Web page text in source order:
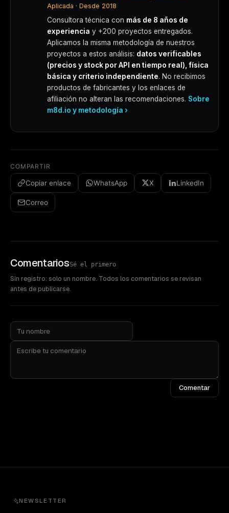
Aplicada · Desde 2018
Consultora técnica con más de 8 años de
experiencia y +200 proyectos entregados.
Aplicamos la misma metodología de nuestros
proyectos a estos análisis: datos verificables
(precios y stock por API en tiempo real), física
básica y criterio independiente. No recibimos
productos de fabricantes y los enlaces de
afiliación no alteran las recomendaciones. Sobre
m8d.io y metodología ›
COMPARTIR
Copiar enlace WhatsApp X LinkedIn
Correo
ComentariosSé el primero
Sin registro: solo un nombre. Todos los comentarios se revisan
antes de publicarse.
Comentar
NEWSLETTER